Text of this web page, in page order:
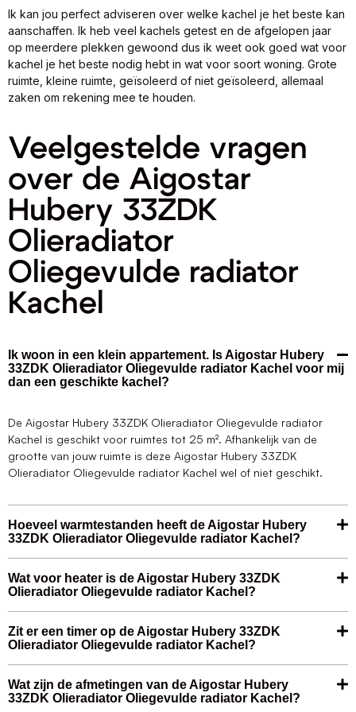
Ik kan jou perfect adviseren over welke kachel je het beste kan
aanschaffen. Ik heb veel kachels getest en de afgelopen jaar
op meerdere plekken gewoond dus ik weet ook goed wat voor
kachel je het beste nodig hebt in wat voor soort woning. Grote
ruimte, kleine ruimte, geïsoleerd of niet geïsoleerd, allemaal
zaken om rekening mee te houden.
Veelgestelde vragen
over de Aigostar
Hubery 33ZDK
Olieradiator
Oliegevulde radiator
Kachel
Ik woon in een klein appartement. Is Aigostar Hubery
33ZDK Olieradiator Oliegevulde radiator Kachel voor mij
dan een geschikte kachel?
De Aigostar Hubery 33ZDK Olieradiator Oliegevulde radiator
Kachel is geschikt voor ruimtes tot 25 m². Afhankelijk van de
grootte van jouw ruimte is deze Aigostar Hubery 33ZDK
Olieradiator Oliegevulde radiator Kachel wel of niet geschikt.
Hoeveel warmtestanden heeft de Aigostar Hubery
33ZDK Olieradiator Oliegevulde radiator Kachel?
Wat voor heater is de Aigostar Hubery 33ZDK
Olieradiator Oliegevulde radiator Kachel?
Zit er een timer op de Aigostar Hubery 33ZDK
Olieradiator Oliegevulde radiator Kachel?
Wat zijn de afmetingen van de Aigostar Hubery
33ZDK Olieradiator Oliegevulde radiator Kachel?